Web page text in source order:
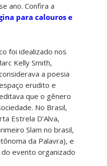
ano. Confira a
para calouros e
foi idealizado nos
Kelly Smith,
a poesia
erudito e
que o gênero
No Brasil,
Estrela D’Alva,
Slam no brasil,
da Palavra), e
evento organizado